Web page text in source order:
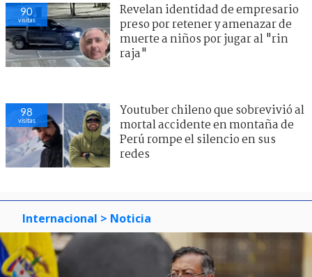
93
visitas
Revelan identidad de empresario
preso por retener y amenazar de
muerte a niños por jugar al "rin
raja"
94
visitas
Youtuber chileno que sobrevivió al
mortal accidente en montaña de
Perú rompe el silencio en sus
redes
Internacional > Noticia